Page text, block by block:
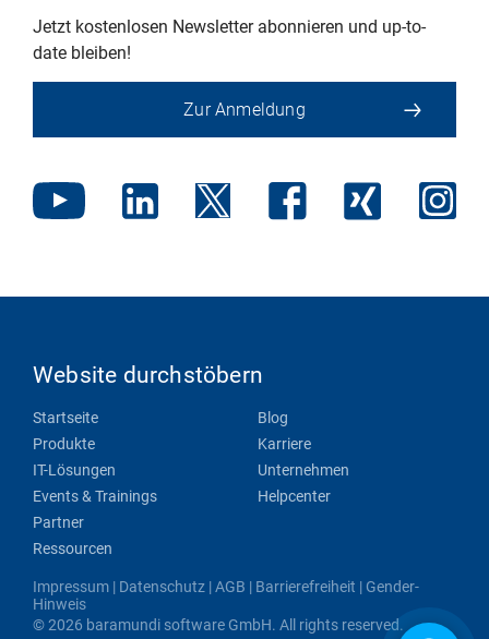
Jetzt kostenlosen Newsletter abonnieren und up-to-
date bleiben!
Zur Anmeldung
Website durchstöbern
Startseite
Produkte
IT-Lösungen
Events & Trainings
Partner
Ressourcen
Blog
Karriere
Unternehmen
Helpcenter
Impressum | Datenschutz |AGB | Barrierefreiheit | Gender-
Hinweis
© 2026 baramundi software GmbH. All rights reserved.